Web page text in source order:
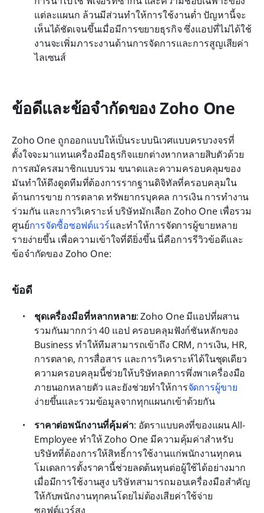
แต่ละแผนก ล้วนมีส่วนทำให้การใช้งานต่ำ ปัญหานี้จะ
เห็นได้ชัดเจนขึ้นเมื่อมีการขยายธุรกิจ ซึ่งแอปที่ไม่ได้ใช้
งานจะเพิ่มภาระงานด้านการจัดการและการสูญเสียค่า
ไลเซนส์
ข้อดีและข้อจำกัดของ Zoho One
Zoho One ถูกออกแบบให้เป็นระบบนิเวศแบบครบวงจรที่
ตั้งใจจะมาแทนเครื่องมือธุรกิจแยกต่างหากหลายสิบตัวด้วย
การสมัครสมาชิกแบบรวม ขนาดและความครอบคลุมของ
มันทำให้ดึงดูดทีมที่ต้องการรากฐานดิจิทัลที่ครอบคลุมใน
ด้านการขาย การตลาด ทรัพยากรบุคคล การเงิน การทำงาน
ร่วมกัน และการวิเคราะห์ บริษัทมักเลือก Zoho One เพื่อรวม
ศูนย์การจัดซื้อซอฟต์แวร์และทำให้การจัดการผู้ขายหลาย
รายง่ายขึ้น เพื่อความเข้าใจที่ดียิ่งขึ้น นี่คือการรีวิวข้อดีและ
ข้อจำกัดของ Zoho One:
ข้อดี
ชุดเครื่องมือที่หลากหลาย: Zoho One มีแอปที่ผสาน
รวมกันมากกว่า 40 แอป ครอบคลุมฟังก์ชันหลักของ
Business ทำให้ทีมสามารถเข้าถึง CRM, การเงิน, HR,
การตลาด, การสื่อสาร และการวิเคราะห์ได้ในชุดเดียว
ความครอบคลุมนี้ช่วยให้บริษัทลดการพึ่งพาเครื่องมือ
ภายนอกหลายตัว และยังช่วยทำให้การจัดการผู้ขาย
ง่ายขึ้นและรวมข้อมูลจากทุกแผนกเข้าด้วยกัน
ราคาต่อพนักงานที่คุ้มค่า: อัตราแบบคงที่ของแผน All-
Employee ทำให้ Zoho One มีความคุ้มค่าสำหรับ
บริษัทที่ต้องการให้สิทธิ์การใช้งานแก่พนักงานทุกคน
โมเดลการตั้งราคานี้ช่วยลดต้นทุนต่อผู้ใช้ได้อย่างมาก
เมื่อมีการใช้งานสูง บริษัทสามารถมอบเครื่องมือสำคัญ
ให้กับพนักงานทุกคนโดยไม่ต้องเสียค่าใช้จ่าย
ซอฟต์แวร์สูง